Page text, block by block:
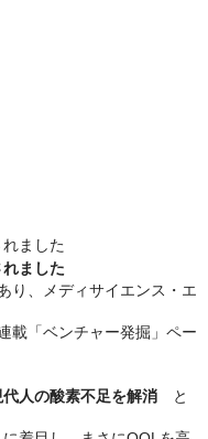
ました
ました
り、メディサイエンス・エ
載「ベンチャー発掘」ペー
人の酸素不足を解消 と